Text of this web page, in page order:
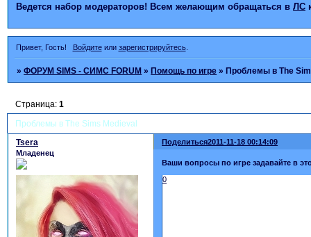
Ведется набор модераторов! Всем желающим обращаться в ЛС
Привет, Гость! Войдитеили зарегистрируйтесь.
»ФОРУМ SIMS - СИМС FORUM »Помощь по игре »Проблемы в The
Проблемы в The Sims Medieval
Страница:1
Поделиться2011-11-18 00:14:09
Tsera
Младенец
Ваши вопросы по игре задавайте в
0